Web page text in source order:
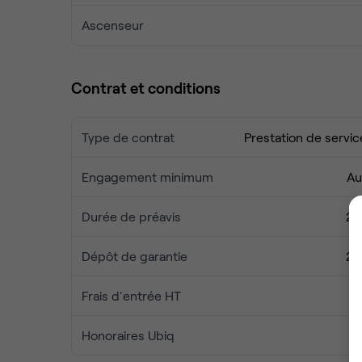
Ascenseur
Contrat et conditions
Type de contrat Prestation de
Engagement minimum
Durée de préavis 2
Dépôt de garantie 2
Frais d'entrée HT
Honoraires Ubiq